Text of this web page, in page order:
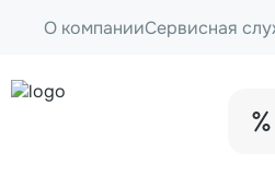
О компанииСервисная